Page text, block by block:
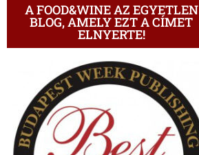
A FOOD&WINE AZ EGYETLEN
BLOG, AMELY EZT A CÍMET
ELNYERTE!